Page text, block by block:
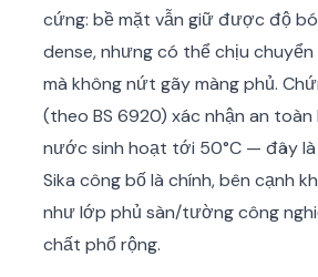
cứng: bề mặt vẫn giữ được độ
dense, nhưng có thể chịu chuyển
mà không nứt gãy màng phủ.
(theo BS 6920) xác nhận an toàn
nước sinh hoạt tới 50°C — đây
Sika công bố là chính, bên cạnh
như lớp phủ sàn/tường công
chất phổ rộng.